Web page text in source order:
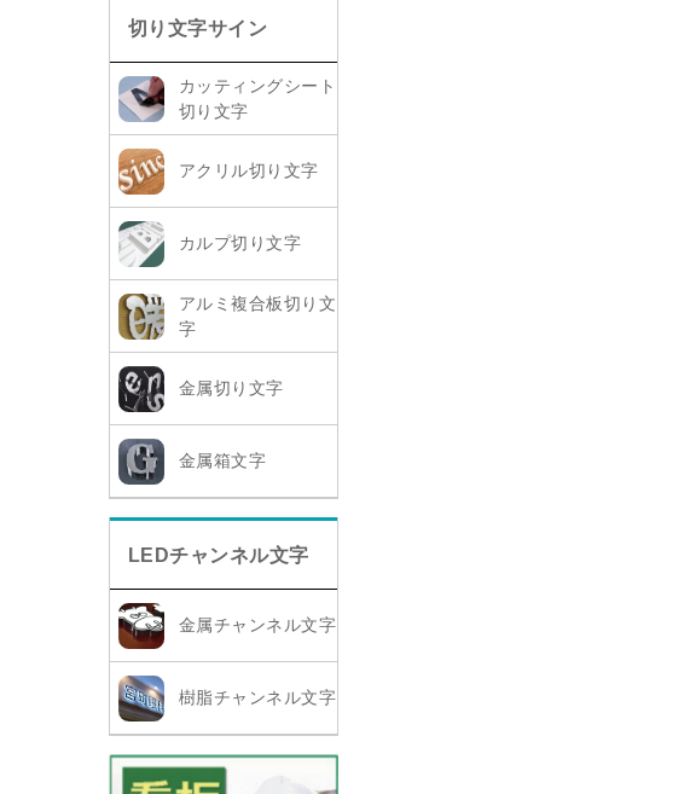
切り文字サイン
カッティングシート
切り文字
アクリル切り文字
カルプ切り文字
アルミ複合板切り文
字
金属切り文字
金属箱文字
LEDチャンネル文字
金属チャンネル文字
樹脂チャンネル文字